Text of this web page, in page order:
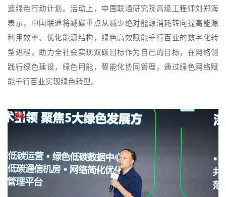
造绿色行动计划。活动上，中国联通研究院高级工程师刘郑海
表示，中国联通将减碳重点从减少绝对能源消耗转向提高能源
利用效率、优化能源结构，绿色高效赋能千行百业的数字化转
型进程，助力全社会实现双碳目标作为自己的目标，在网络侧
践行绿色建设，绿色用能，智能化协同管理，通过绿色网络赋
能千行百业实现绿色转型。